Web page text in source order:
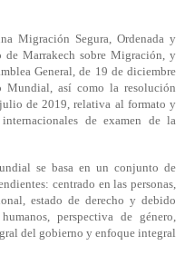
Migración Segura, Ordenada y
de Marrakech sobre Migración, y
General, de 19 de diciembre
Mundial, así como la resolución
de 2019, relativa al formato y
de examen de la
se basa en un conjunto de
centrado en las personas,
estado de derecho y debido
perspectiva de género,
del gobierno y enfoque integral